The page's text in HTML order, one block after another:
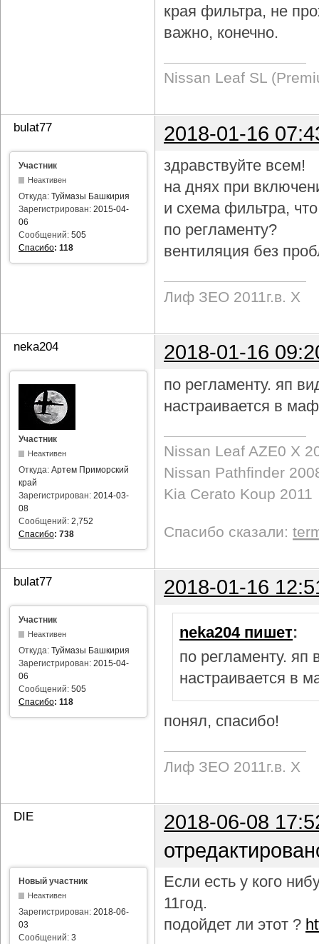
края фильтра, не
важно, конечно.
Nissan Leaf SL
bulat77 2018-01-16
Участник
Неактивен
Откуда: Туймазы Башкирия
Зарегистрирован: 2015-04-
06
Сообщений: 505
Спасибо: 118
здравствуйте всем!
на днях при
и схема фильтра,
по регламенту?
вентиляция без
Лиф ЗЕО 2011г.в. Х
neka204 2018-01-16
Участник
Неактивен
Откуда: Артем Приморский
край
Зарегистрирован: 2014-03-
08
Сообщений: 2,752
Спасибо: 738
по регламенту. яп
настраивается в
Nissan Leaf AZE0 X
Nissan Pathfinder
Kia Cerato Koup 2011
Спасибо сказали:
bulat77 2018-01-16
Участник
Неактивен
Откуда: Туймазы Башкирия
Зарегистрирован: 2015-04-
06
Сообщений: 505
Спасибо: 118
neka204 пишет:
по регламенту.
настраивается в
понял, спасибо!
Лиф ЗЕО 2011г.в. Х
DIE
2018-06-08
Новый участник
Неактивен
Зарегистрирован: 2018-06-
03
Сообщений: 3
Если есть у кого
11год.
подойдет ли этот ?